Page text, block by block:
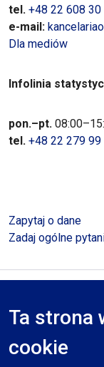
Ta strona
cookie
tel. +48 22 608 30
e-mail:
Dla mediów
Infolinia
pon.–pt.
tel. +48 22 279 99
Zapytaj o dane
Zadaj ogólne
RODO